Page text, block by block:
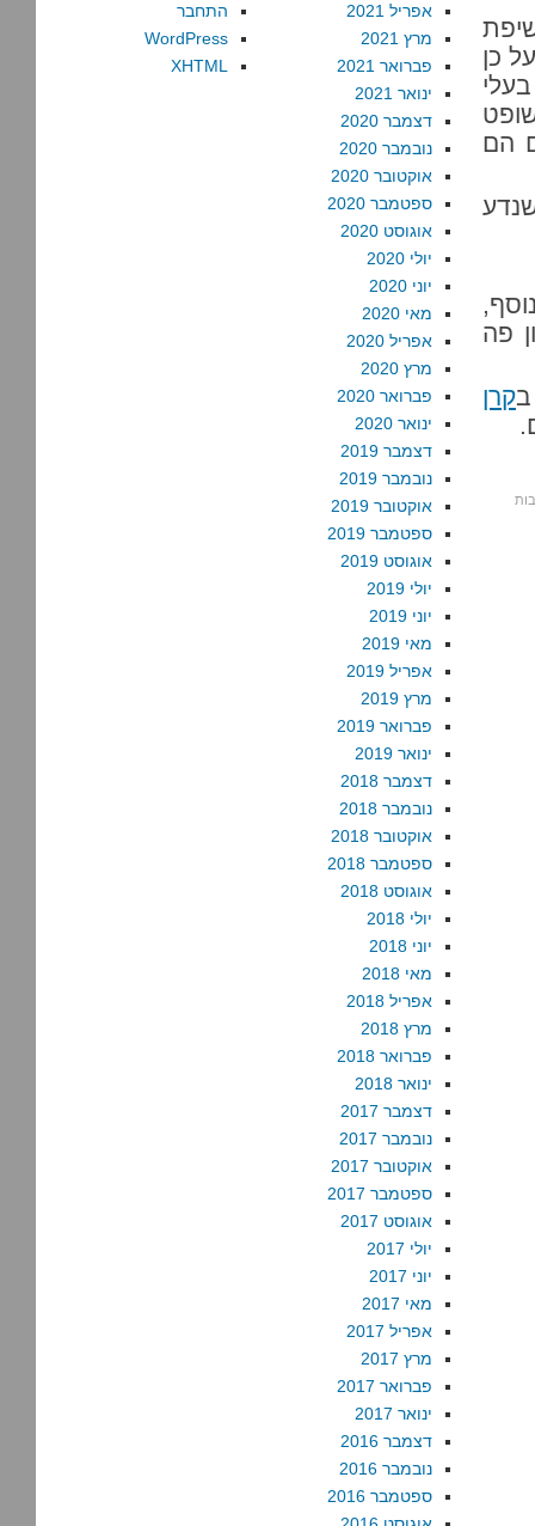
כן
הם
פה
קרן
אפריל 2021
מרץ 2021
פברואר 2021
ינואר 2021
דצמבר 2020
נובמבר 2020
אוקטובר 2020
ספטמבר 2020
אוגוסט 2020
יולי 2020
יוני 2020
מאי 2020
אפריל 2020
מרץ 2020
פברואר 2020
ינואר 2020
דצמבר 2019
נובמבר 2019
אוקטובר 2019
ספטמבר 2019
אוגוסט 2019
יולי 2019
יוני 2019
מאי 2019
אפריל 2019
מרץ 2019
פברואר 2019
ינואר 2019
דצמבר 2018
נובמבר 2018
אוקטובר 2018
ספטמבר 2018
אוגוסט 2018
יולי 2018
יוני 2018
מאי 2018
אפריל 2018
מרץ 2018
פברואר 2018
ינואר 2018
דצמבר 2017
נובמבר 2017
אוקטובר 2017
ספטמבר 2017
אוגוסט 2017
יולי 2017
יוני 2017
מאי 2017
אפריל 2017
מרץ 2017
פברואר 2017
ינואר 2017
דצמבר 2016
נובמבר 2016
ספטמבר 2016
התחבר
WordPress
XHTML